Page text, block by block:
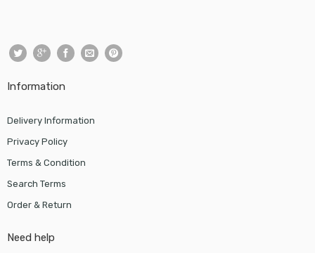
Information
Delivery Information
Privacy Policy
Terms & Condition
Search Terms
Order & Return
Need help